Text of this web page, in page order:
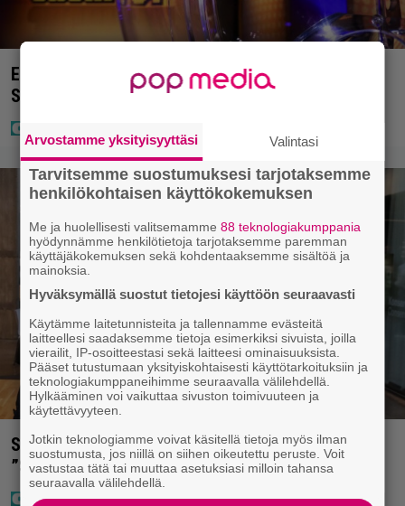
Eurojackpotissa poksahti 32,7 miljoonaa, ja tänne
Suomen isoin voitto meni
Sara ja Mikko Parikka etsivät uutta kotia –
”Seuraavaan kotiin tämmöinen”
Arvostamme yksityisyyttäsi Valintasi
Tarvitsemme suostumuksesi tarjotaksemme
henkilökohtaisen käyttökokemuksen
Me ja huolellisesti valitsemamme88 teknologiakumppania
hyödynnämme henkilötietoja tarjotaksemme paremman
käyttäjäkokemuksen sekä kohdentaaksemme sisältöä ja
mainoksia.
Hyväksymällä suostut tietojesi käyttöön seuraavasti
Käytämme laitetunnisteita ja tallennamme evästeitä
laitteellesi saadaksemme tietoja esimerkiksi sivuista, joilla
vierailit, IP-osoitteestasi sekä laitteesi ominaisuuksista.
Pääset tutustumaan yksityiskohtaisesti käyttötarkoituksiin ja
teknologiakumppaneihimme seuraavalla välilehdellä.
Hylkääminen voi vaikuttaa sivuston toimivuuteen ja
käytettävyyteen.
Jotkin teknologiamme voivat käsitellä tietoja myös ilman
suostumusta, jos niillä on siihen oikeutettu peruste. Voit
vastustaa tätä tai muuttaa asetuksiasi milloin tahansa
seuraavalla välilehdellä.